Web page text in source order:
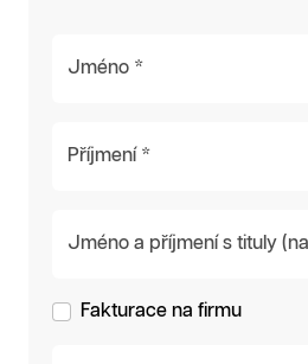
Jméno *
Příjmení *
Jméno a příjmení s tituly
Fakturace na firmu